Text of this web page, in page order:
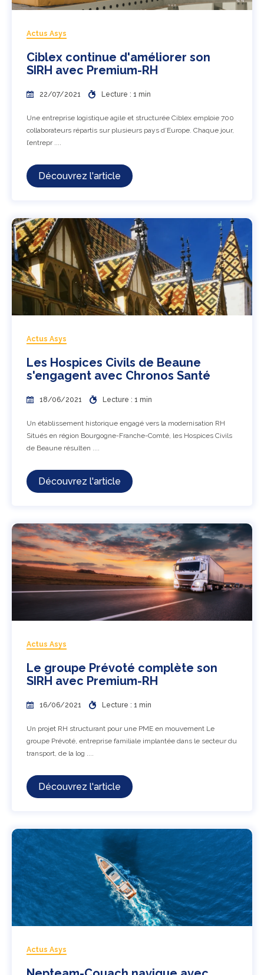
Actus Asys
Ciblex continue d'améliorer son
SIRH avec Premium-RH
22/07/2021 Lecture : 1 min
Une entreprise logistique agile et structurée Ciblex emploie 700
collaborateurs répartis sur plusieurs pays d’Europe. Chaque jour,
l’entrepr ....
Découvrez l'article
Actus Asys
Les Hospices Civils de Beaune
s'engagent avec Chronos Santé
18/06/2021 Lecture : 1 min
Un établissement historique engagé vers la modernisation RH
Situés en région Bourgogne-Franche-Comté, les Hospices Civils
de Beaune résulten ....
Découvrez l'article
Actus Asys
Le groupe Prévoté complète son
SIRH avec Premium-RH
16/06/2021 Lecture : 1 min
Un projet RH structurant pour une PME en mouvement Le
groupe Prévoté, entreprise familiale implantée dans le secteur du
transport, de la log ....
Découvrez l'article
Actus Asys